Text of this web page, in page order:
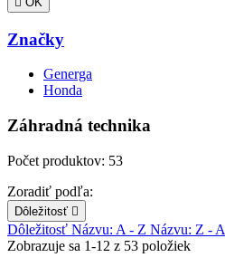
Značky
Generga
Honda
Záhradná technika
Počet produktov: 53
Zoradiť podľa:
Dôležitosť 
Dôležitosť Názvu: A - Z Názvu: Z - A
Zobrazuje sa 1-12 z 53 položiek